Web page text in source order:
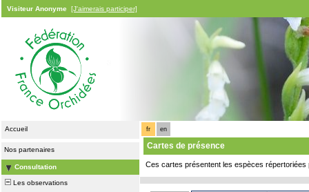
Visiteur Anonyme [J'aimerais participer]
Accueil
Nos partenaires
Consultation
Les observations
fr en
Cartes de présence
Ces cartes présentent les espèces répertoriées